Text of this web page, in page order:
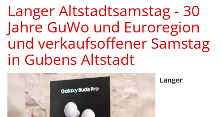
Langer Altstadtsamstag - 30
Jahre GuWo und Euroregion
und verkaufsoffener Samstag
in Gubens Altstadt
Langer